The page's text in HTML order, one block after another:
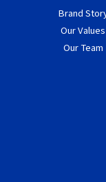
Brand
Our Values
Our Team